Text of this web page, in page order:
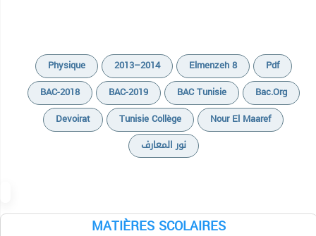
Physique 2013–2014 Elmenzeh 8
Pdf
BAC-2018
BAC-2019 BAC Tunisie
Bac.org
Devoirat
Tunisie Collège
Nour El Maaref
نور المعارف
MATIÈRES SCOLAIRES